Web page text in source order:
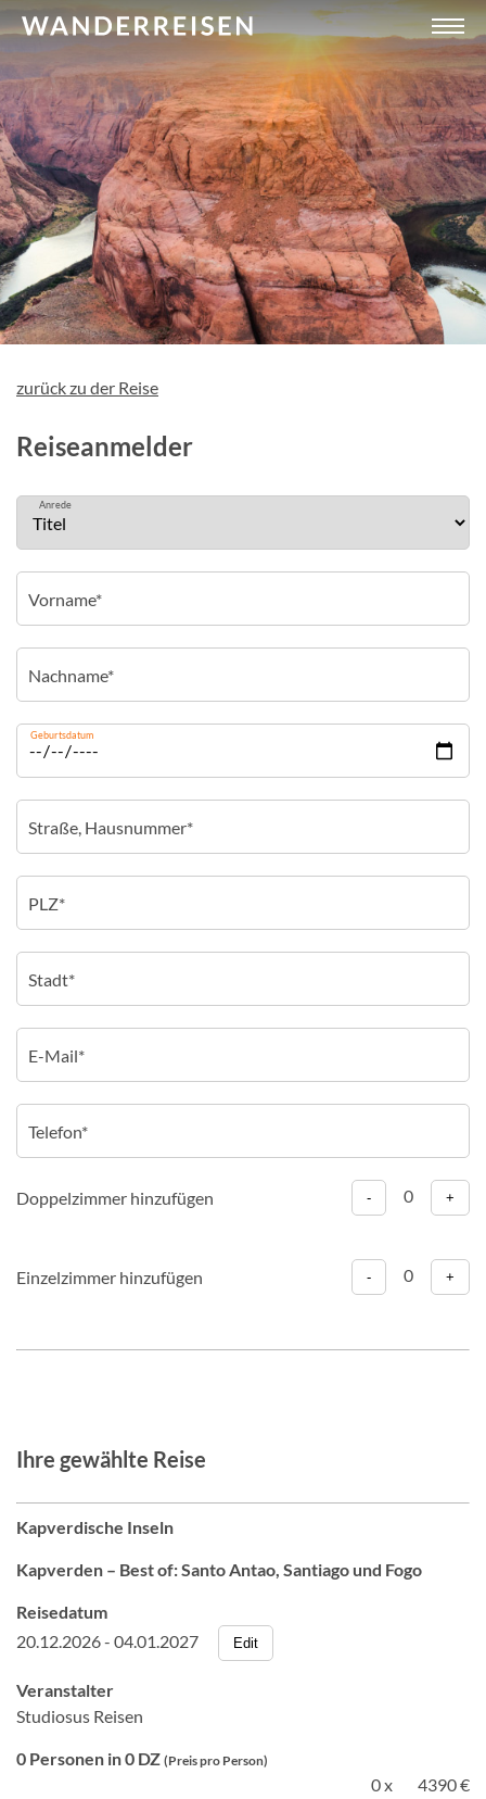
zurück zu der Reise
Reiseanmelder
Anrede
Geburtsdatum
Doppelzimmer hinzufügen - 0 +
Einzelzimmer hinzufügen - 0 +
Ihre gewählte Reise
Kapverdische Inseln
Kapverden – Best of: Santo Antao, Santiago und Fogo
Reisedatum
20.12.2026 - 04.01.2027
Edit
Veranstalter
Studiosus Reisen
0 Personen in 0 DZ (Preis pro Person)
0 x
4390 €